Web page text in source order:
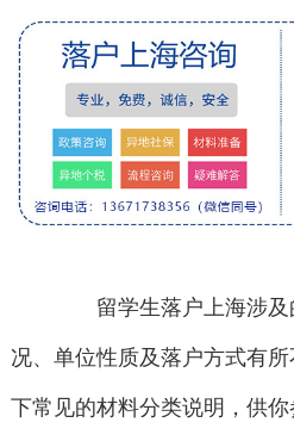
留学生落户上海涉及
况、单位性质及落户方式有
下常见的材料分类说明，供你